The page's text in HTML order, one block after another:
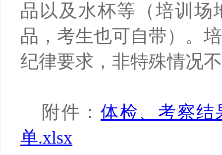
品以及水杯等（培训场
品，考生也可自带）。
纪律要求，非特殊情况
附件： 体检、考察结
单.xlsx